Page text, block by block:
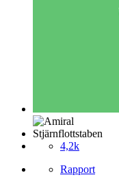
Stjärnflottstaben
4,2k
Rapport